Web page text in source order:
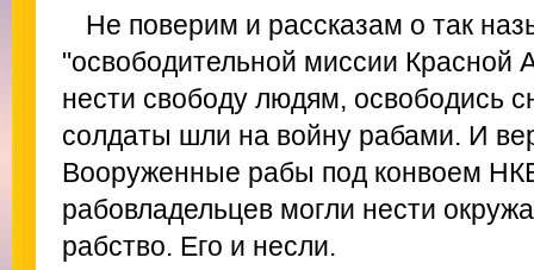
Не поверим и рассказам о так
"освободительной миссии Красной
нести свободу людям, освободись
солдаты шли на войну рабами. И
Вооруженные рабы под конвоем
рабовладельцев могли нести
рабство. Его и несли.